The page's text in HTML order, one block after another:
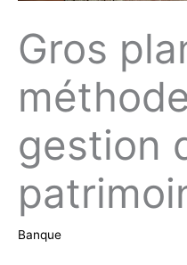
Gros
gestion
Banque